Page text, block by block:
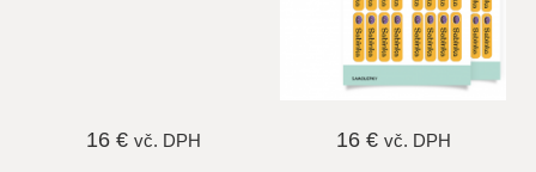
16 € vč. DPH 16 € vč. DPH